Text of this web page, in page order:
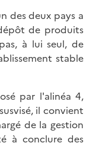
des deux pays a
de produits
à lui seul, de
stable
par l'alinéa 4,
il convient
de la gestion
à conclure des